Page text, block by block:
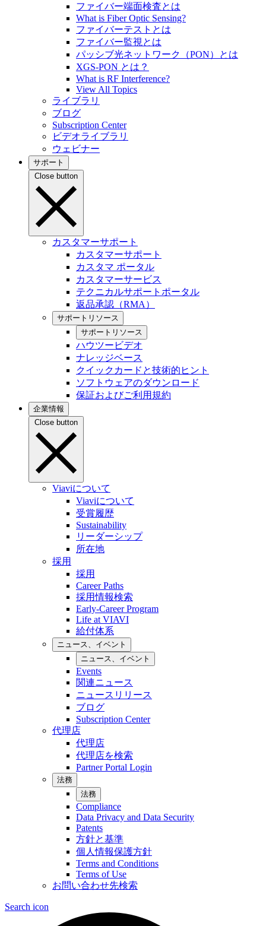
ファイバー端面検査とは
What is Fiber Optic Sensing?
ファイバーテストとは
ファイバー監視とは
パッシブ光ネットワーク（PON）とは
XGS-PON とは？
What is RF Interference?
View All Topics
ライブラリ
ブログ
Subscription Center
ビデオライブラリ
ウェビナー
サポート
Close button
カスタマーサポート
カスタマーサポート
カスタマ ポータル
カスタマーサービス
テクニカルサポートポータル
返品承認（RMA）
サポートリソース
サポートリソース
ハウツービデオ
ナレッジベース
クイックカードと技術的ヒント
ソフトウェアのダウンロード
保証およびご利用規約
企業情報
Close button
Viaviについて
Viaviについて
受賞履歴
Sustainability
リーダーシップ
所在地
採用
採用
Career Paths
採用情報検索
Early-Career Program
Life at VIAVI
給付体系
ニュース、イベント
ニュース、イベント
Events
関連ニュース
ニュースリリース
ブログ
Subscription Center
代理店
代理店
代理店を検索
Partner Portal Login
法務
法務
Compliance
Data Privacy and Data Security
Patents
方針と基準
個人情報保護方針
Terms and Conditions
Terms of Use
お問い合わせ先検索
Search icon